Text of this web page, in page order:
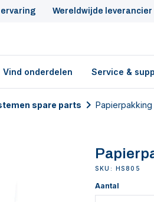
ervaring Wereldwijde leverancier
Vind onderdelen Service &
spare parts Papierpakking
SKU: HS805
Aantal